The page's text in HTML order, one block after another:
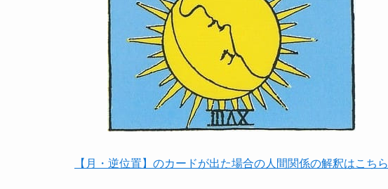
【月・逆位置】のカードが出た場合の人間関係の解釈はこちら